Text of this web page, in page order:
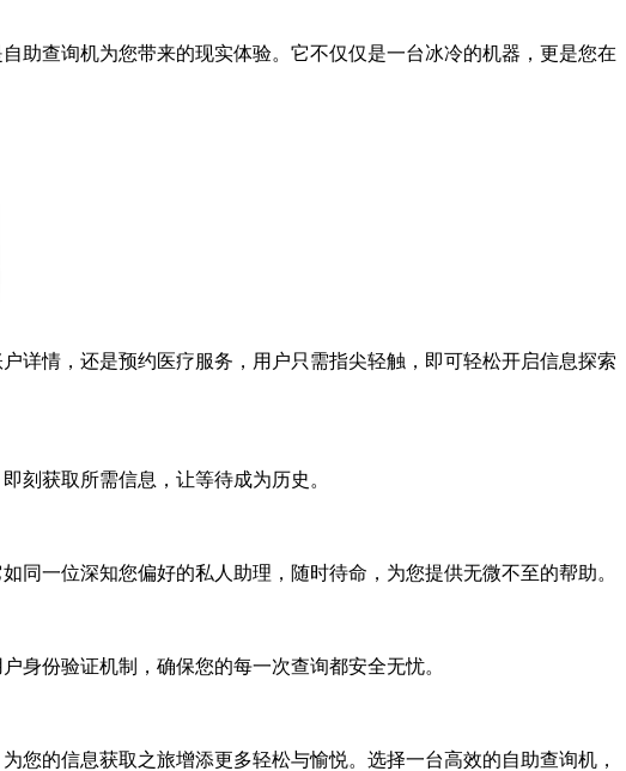
查询机为您带来的现实体验。它不仅仅是一台冰冷的机器，更是您在
情，还是预约医疗服务，用户只需指尖轻触，即可轻松开启信息探索
获取所需信息，让等待成为历史。
一位深知您偏好的私人助理，随时待命，为您提供无微不至的帮助。
份验证机制，确保您的每一次查询都安全无忧。
的信息获取之旅增添更多轻松与愉悦。选择一台高效的自助查询机，